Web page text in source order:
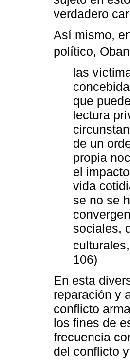
verdadero
Así mismo,
político,
las
que
lectura
de un
propia
el
vida
se no se
sociales,
106)
En esta
reparación y
conflicto
los fines de
frecuencia
del conflicto